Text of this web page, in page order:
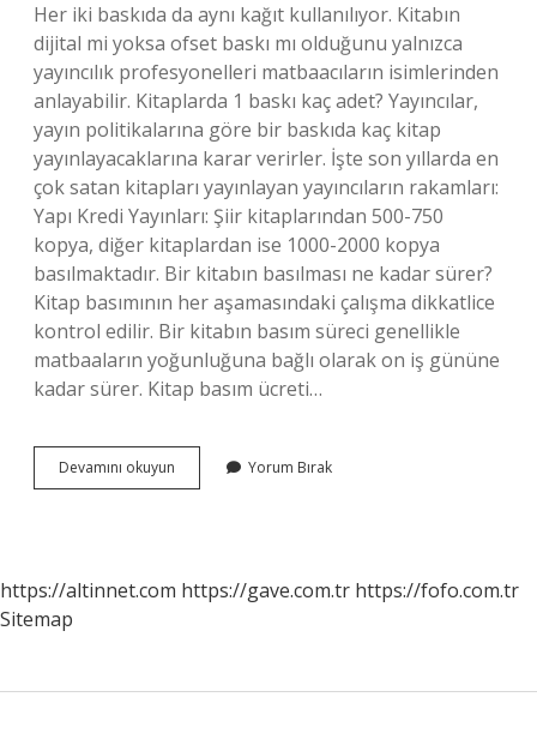
Her iki baskıda da aynı kağıt kullanılıyor. Kitabın
dijital mi yoksa ofset baskı mı olduğunu yalnızca
yayıncılık profesyonelleri matbaacıların isimlerinden
anlayabilir. Kitaplarda 1 baskı kaç adet? Yayıncılar,
yayın politikalarına göre bir baskıda kaç kitap
yayınlayacaklarına karar verirler. İşte son yıllarda en
çok satan kitapları yayınlayan yayıncıların rakamları:
Yapı Kredi Yayınları: Şiir kitaplarından 500-750
kopya, diğer kitaplardan ise 1000-2000 kopya
basılmaktadır. Bir kitabın basılması ne kadar sürer?
Kitap basımının her aşamasındaki çalışma dikkatlice
kontrol edilir. Bir kitabın basım süreci genellikle
matbaaların yoğunluğuna bağlı olarak on iş gününe
kadar sürer. Kitap basım ücreti…
Devamını okuyun Kitaplarda
Basım
Yorum Bırak
https://altinnet.com https://gave.com.tr https://fofo.com.tr
Sitemap